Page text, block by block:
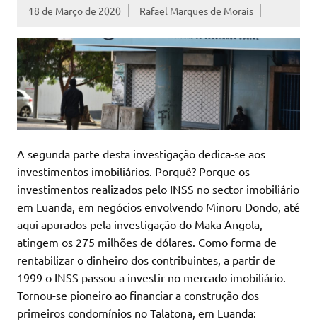
18 de Março de 2020 Rafael Marques de Morais
A segunda parte desta investigação dedica-se aos
investimentos imobiliários. Porquê? Porque os
investimentos realizados pelo INSS no sector imobiliário
em Luanda, em negócios envolvendo Minoru Dondo, até
aqui apurados pela investigação do Maka Angola,
atingem os 275 milhões de dólares. Como forma de
rentabilizar o dinheiro dos contribuintes, a partir de
1999 o INSS passou a investir no mercado imobiliário.
Tornou-se pioneiro ao financiar a construção dos
primeiros condomínios no Talatona, em Luanda: